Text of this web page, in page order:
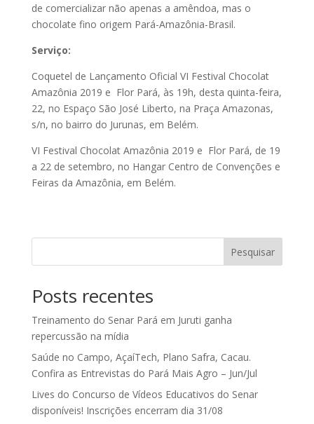
de comercializar não apenas a amêndoa, mas o
chocolate fino origem Pará-Amazônia-Brasil.
Serviço:
Coquetel de Lançamento Oficial VI Festival Chocolat
Amazônia 2019 e Flor Pará, às 19h, desta quinta-feira,
22, no Espaço São José Liberto, na Praça Amazonas,
s/n, no bairro do Jurunas, em Belém.
VI Festival Chocolat Amazônia 2019 e Flor Pará, de 19
a 22 de setembro, no Hangar Centro de Convenções e
Feiras da Amazônia, em Belém.
Pesquisar
Posts recentes
Treinamento do Senar Pará em Juruti ganha
repercussão na mídia
Saúde no Campo, AçaíTech, Plano Safra, Cacau.
Confira as Entrevistas do Pará Mais Agro – Jun/Jul
Lives do Concurso de Vídeos Educativos do Senar
disponíveis! Inscrições encerram dia 31/08